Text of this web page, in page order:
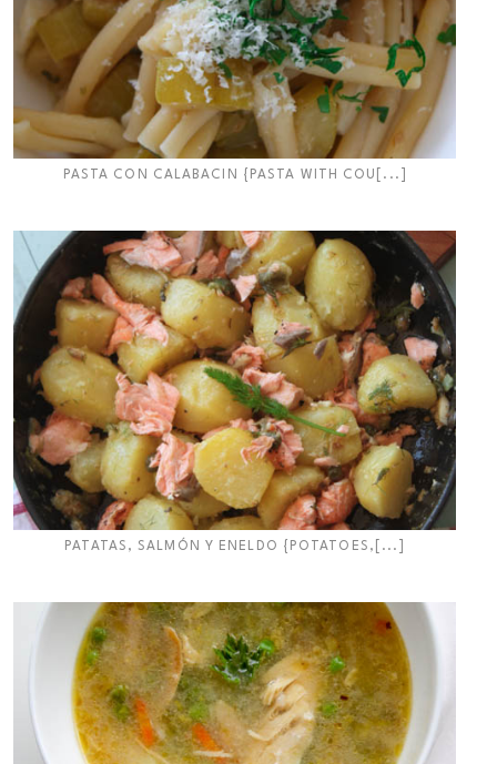
PASTA CON CALABACIN {PASTA WITH COU[...]
PATATAS, SALMÓN Y ENELDO {POTATOES,[...]